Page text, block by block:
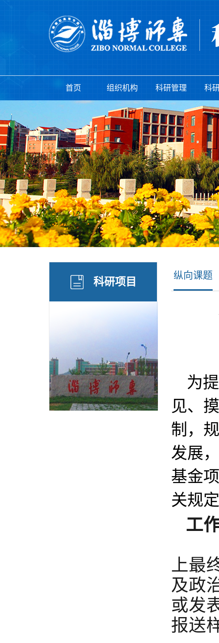
首页 组织机构 科研管理 科
科研项目 纵向课题
为提
见、
制，
发展
基金
关规
工
上最
及政
或发
报送